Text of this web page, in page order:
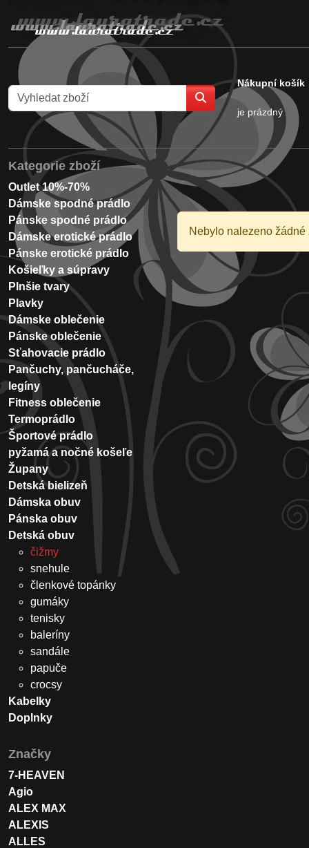
Nákupní košík
je prázdný
Nebylo nalezeno žádné
Kategorie zboží
Outlet 10%-70%
Dámske spodné prádlo
Pánske spodné prádlo
Dámske erotické prádlo
Pánske erotické prádlo
Košieľky a súpravy
Plnšie tvary
Plavky
Dámske oblečenie
Pánske oblečenie
Sťahovacie prádlo
Pančuchy, pančucháče,
legíny
Fitness oblečenie
Termoprádlo
Športové prádlo
pyžamá a nočné košeľe
Župany
Detská bielizeň
Dámska obuv
Pánska obuv
Detská obuv
čižmy
snehule
členkové topánky
gumáky
tenisky
baleríny
sandále
papuče
crocsy
Kabelky
Doplnky
Značky
7-HEAVEN
Agio
ALEX MAX
ALEXIS
ALLES